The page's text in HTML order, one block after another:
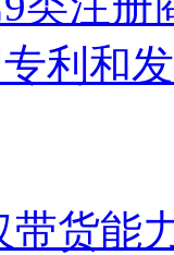
利和
带货能